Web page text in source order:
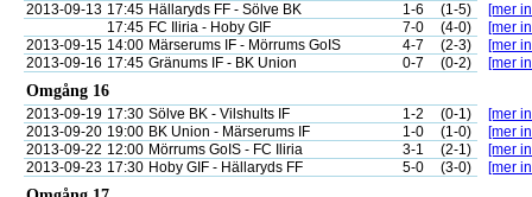
2013-09-13 17:45 Hällaryds FF - Sölve BK 1-6 (1-5)
[mer
17:45 FC Iliria - Hoby GIF 7-0 (4-0)
[mer
2013-09-15 14:00 Märserums IF - Mörrums GoIS 4-7 (2-3)
[mer
2013-09-16 17:45 Gränums IF - BK Union 0-7 (0-2) [mer
Omgång 16
2013-09-19 17:30 Sölve BK - Vilshults IF 1-2 (0-1)
[mer
2013-09-20 19:00 BK Union - Märserums IF 1-0 (1-0)
[mer
2013-09-22 12:00 Mörrums GoIS - FC Iliria 3-1 (2-1)
[mer
2013-09-23 17:30 Hoby GIF - Hällaryds FF 5-0 (3-0) [mer